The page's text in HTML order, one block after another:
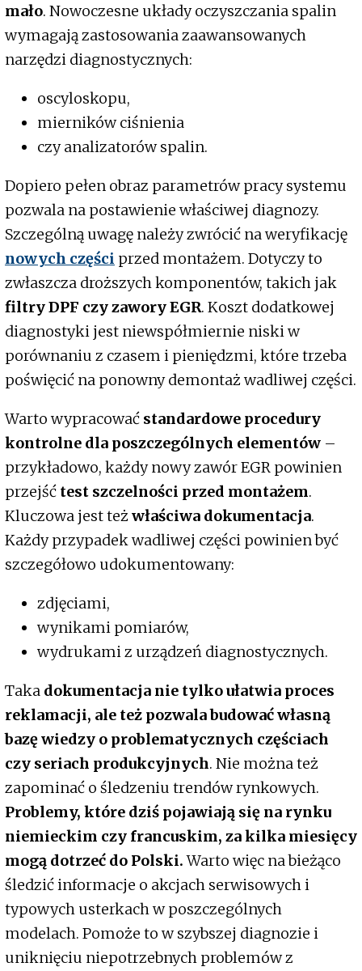
mało. Nowoczesne układy oczyszczania spalin
wymagają zastosowania zaawansowanych
narzędzi diagnostycznych:
oscyloskopu,
mierników ciśnienia
czy analizatorów spalin.
Dopiero pełen obraz parametrów pracy systemu
pozwala na postawienie właściwej diagnozy.
Szczególną uwagę należy zwrócić na weryfikację
nowych części przed montażem. Dotyczy to
zwłaszcza droższych komponentów, takich jak
filtry DPF czy zawory EGR. Koszt dodatkowej
diagnostyki jest niewspółmiernie niski w
porównaniu z czasem i pieniędzmi, które trzeba
poświęcić na ponowny demontaż wadliwej części.
Warto wypracować standardowe procedury
kontrolne dla poszczególnych elementów –
przykładowo, każdy nowy zawór EGR powinien
przejść test szczelności przed montażem.
Kluczowa jest teżwłaściwa dokumentacja.
Każdy przypadek wadliwej części powinien być
szczegółowo udokumentowany:
zdjęciami,
wynikami pomiarów,
wydrukami z urządzeń diagnostycznych.
Taka dokumentacja nie tylko ułatwia proces
reklamacji, ale też pozwala budować własną
bazę wiedzy o problematycznych częściach
czy seriach produkcyjnych. Nie można też
zapominać o śledzeniu trendów rynkowych.
Problemy, które dziś pojawiają się na rynku
niemieckim czy francuskim, za kilka miesięcy
mogą dotrzeć do Polski.Warto więc na bieżąco
śledzić informacje o akcjach serwisowych i
typowych usterkach w poszczególnych
modelach. Pomoże to w szybszej diagnozie i
uniknięciu niepotrzebnych problemów z